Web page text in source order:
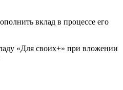
вклад в процессе его
«Для своих+» при вложении